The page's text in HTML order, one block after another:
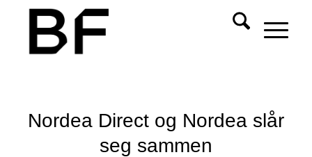
Nordea Direct og Nordea slår
seg sammen